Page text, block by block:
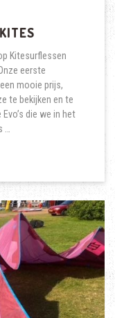
Kitesurflessen
eerste
mooie prijs,
te bekijken en te
die we in het